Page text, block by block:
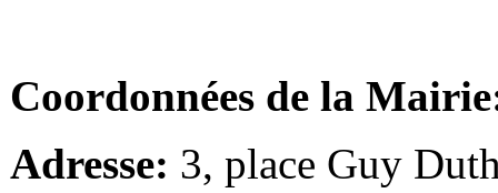
Coordonnées de la
Adresse: 3, place Guy